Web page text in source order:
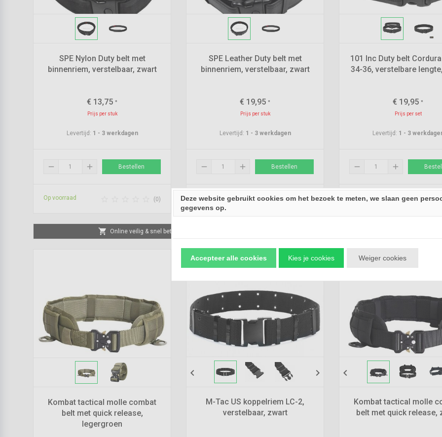
SPE Nylon Duty belt met
binnenriem, verstelbaar, zwart
€ 13,75 *
Prijs per stuk
Levertijd: 1 - 3 werkdagen
remove add Bestellen
Op voorraad (0)
SPE Leather Duty belt met
binnenriem, verstelbaar, zwart
€ 19,95 *
Prijs per stuk
Levertijd: 1 - 3 werkdagen
remove add Bestellen
Op voorraad    (0)
101 Inc Duty belt
34-36, verstelbare
€ 19,95 *
Prijs per set
Levertijd: 1 - 3
remove add
Op voorraad 
shopping_cart Online veilig & snel betalen
Kombat tactical molle combat
belt met quick release,
legergroen
chevron_left chevron_right
M-Tac US koppelriem LC-2,
verstelbaar, zwart
chevron_left
Kombat tactical molle
belt met quick release,
Deze website gebruikt cookies om het bezoek te meten, we slaan geen
gegevens op.
Accepteer alle cookies Kies je cookies Weiger cookies